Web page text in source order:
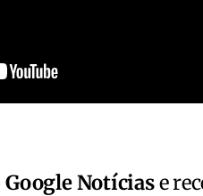
Google Notíciase